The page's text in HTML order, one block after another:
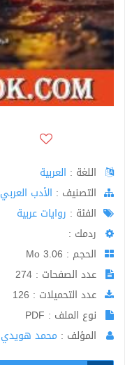
اللغة : العربية
اﻟﺘﺼﻨﻴﻒ : الأدب العربي
الفئة : روايات عربية
ردمك :
الحجم : 3.06 Mo
عدد الصفحات : 274
عدد التحميلات : 126
نوع الملف : PDF
المؤلف : محمد هويدي